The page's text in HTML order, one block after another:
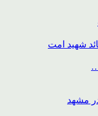
شهید امت